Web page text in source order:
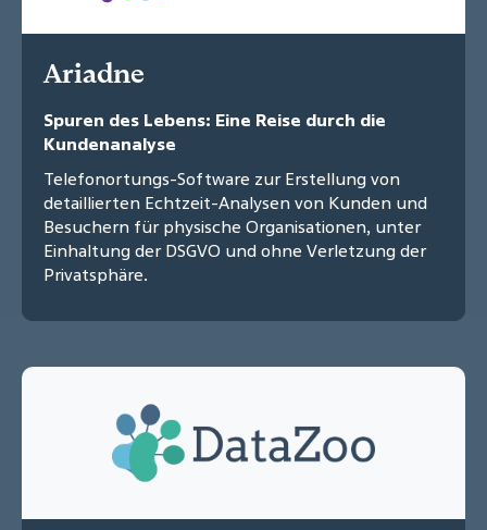
Ariadne
Spuren des Lebens: Eine Reise durch die
Kundenanalyse
Telefonortungs-Software zur Erstellung von
detaillierten Echtzeit-Analysen von Kunden und
Besuchern für physische Organisationen, unter
Einhaltung der DSGVO und ohne Verletzung der
Privatsphäre.